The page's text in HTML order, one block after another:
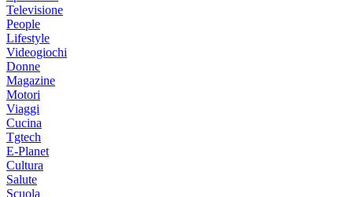
Televisione
People
Lifestyle
Videogiochi
Donne
Magazine
Motori
Viaggi
Cucina
Tgtech
E-Planet
Cultura
Salute
Scuola